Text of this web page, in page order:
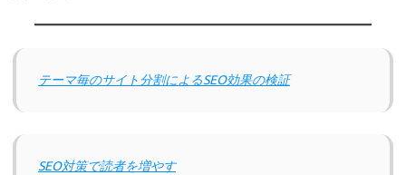
テーマ毎のサイト分割によるSEO効果の検証
SEO対策で読者を増やす